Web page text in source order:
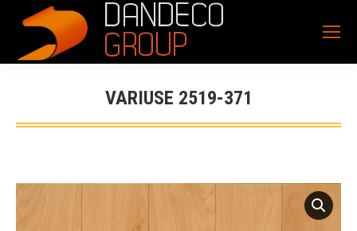
VARIUSE 2519-371